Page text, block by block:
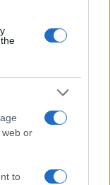
web or
to
en rendement